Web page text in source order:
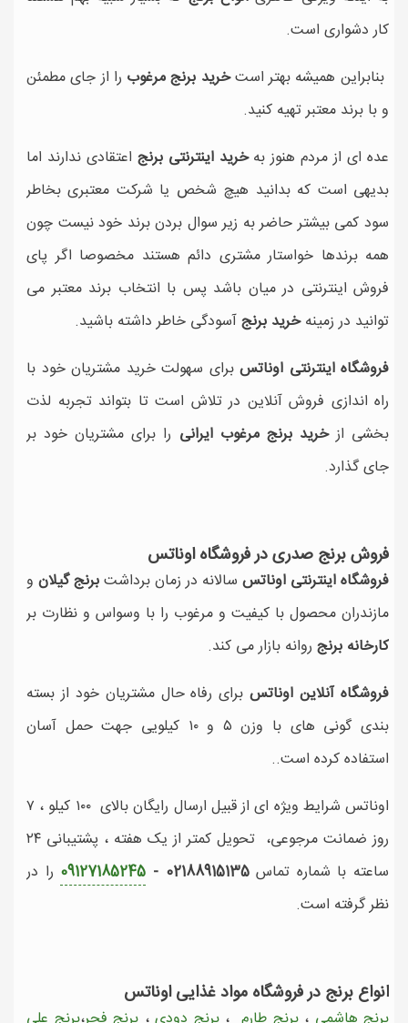
کار دشواری است.
بنابراین همیشه بهتر استخرید برنج مرغوب را از جای مطمئن
و با برند معتبر تهیه کنید.
عده ای از مردم هنوز بهخرید اینترنتی برنج اعتقادی ندارند اما
بدیهی است که بدانید هیچ شخص یا شرکت معتبری بخاطر
سود کمی بیشتر حاضر به زیر سوال بردن برند خود نیست چون
همه برندها خواستار مشتری دائم هستند مخصوصا اگر پای
فروش اینترنتی در میان باشد پس با انتخاب برند معتبر می
توانید در زمینهخرید برنجآسودگی خاطر داشته باشید.
فروشگاه اینترنتی اوناتسبرای سهولت خرید مشتریان خود با
راه اندازی فروش آنلاین در تلاش است تا بتواند تجربه لذت
بخشی ازخرید برنج مرغوب ایرانی را برای مشتریان خود بر
جای گذارد.
فروش برنج صدری در فروشگاه اوناتس
فروشگاه اینترنتی اوناتس سالانه در زمان برداشتبرنج گیلان و
مازندران محصول با کیفیت و مرغوب را با وسواس و نظارت بر
کارخانه برنج روانه بازار می کند.
فروشگاه آنلاین اوناتسبرای رفاه حال مشتریان خود از بسته
بندی گونی های با وزن ۵ و ۱۰ کیلویی جهت حمل آسان
استفاده کرده است..
اوناتس شرایط ویژه ای از قبیل ارسال رایگان بالای ۱۰۰ کیلو ، ۷
روز ضمانت مرجوعی، تحویل کمتر از یک هفته ، پشتیبانی ۲۴
ساعته با شماره تماس02188915135 -
09127185245 را در
نظر گرفته است.
انواع برنج در فروشگاه مواد غذایی اوناتس